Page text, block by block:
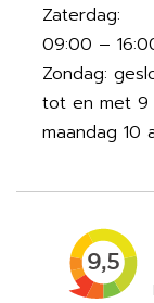
Zaterdag:
09:00 –
Zondag:
tot en met 9
maandag 10